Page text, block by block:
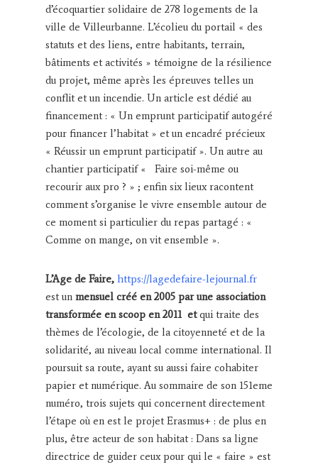
d’écoquartier solidaire de 278 logements de la
ville de Villeurbanne. L’écolieu du portail « des
statuts et des liens, entre habitants, terrain,
bâtiments et activités » témoigne de la résilience
du projet, même après les épreuves telles un
conflit et un incendie. Un article est dédié au
financement : « Un emprunt participatif autogéré
pour financer l’habitat » et un encadré précieux
« Réussir un emprunt participatif ». Un autre au
chantier participatif « Faire soi-même ou
recourir aux pro ? » ; enfin six lieux racontent
comment s’organise le vivre ensemble autour de
ce moment si particulier du repas partagé : «
Comme on mange, on vit ensemble ».
L’Age de Faire, https://lagedefaire-lejournal.fr
est un mensuel créé en 2005 par une association
transformée en scoop en 2011 etqui traite des
thèmes de l’écologie, de la citoyenneté et de la
solidarité, au niveau local comme international. Il
poursuit sa route, ayant su aussi faire cohabiter
papier et numérique. Au sommaire de son 151eme
numéro, trois sujets qui concernent directement
l’étape où en est le projet Erasmus+ : de plus en
plus, être acteur de son habitat : Dans sa ligne
directrice de guider ceux pour qui le « faire » est